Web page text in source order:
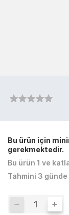
Bu ürün için
gerekmektedir.
Bu ürün 1 ve
Tahmini 3